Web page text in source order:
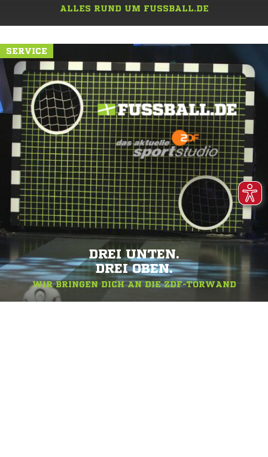
ALLES RUND UM FUSSBALL.DE
SERVICE
DREI UNTEN.
DREI OBEN.
WIR BRINGEN DICH AN DIE ZDF-TORWAND